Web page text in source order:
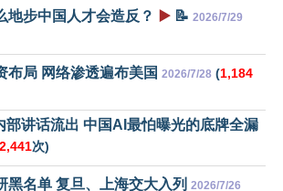
地步中国人才会造反？ ▶️ 📝 2026/7/29
布局 网络渗透遍布美国 2026/7/28 (1,184
部讲话流出 中国AI最怕曝光的底牌全漏
2,441次)
黑名单 复旦、上海交大入列 2026/7/26